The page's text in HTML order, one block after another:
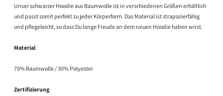
Unser schwarzer Hoodie aus Baumwolle ist in verschiedenen Größen erhältlich
und passt somit perfekt zu jeder Körperform. Das Material ist strapazierfähig
und pflegeleicht, so dass Du lange Freude an dem neuen Hoodie haben wirst.
Material
70% Baumwolle / 30% Polyester
Zertifizierung